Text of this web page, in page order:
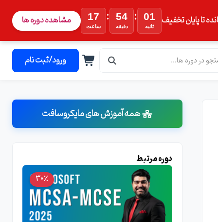
تا پایان تخفیف 17
ساعت
: 54
دقیقه
: 00
ثانیه مشاهده دوره ها
ورود/ثبت نام
همه آموزش های مایکروسافت
دوره مرتبط
30٪